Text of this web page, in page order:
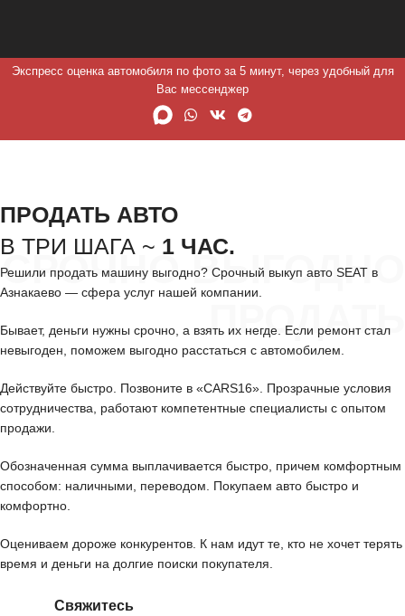
Экспресс оценка автомобиля по фото за 5 минут, через удобный для
Вас мессенджер
СРОЧНО ВЫГОДНО
ПРОДАТЬ
ПРОДАТЬ АВТО
В ТРИ ШАГА ~ 1 ЧАС.
Решили продать машину выгодно? Срочный выкуп авто SEAT в
Азнакаево — сфера услуг нашей компании.
Бывает, деньги нужны срочно, а взять их негде. Если ремонт стал
невыгоден, поможем выгодно расстаться с автомобилем.
Действуйте быстро. Позвоните в «CARS16». Прозрачные условия
сотрудничества, работают компетентные специалисты с опытом
продажи.
Обозначенная сумма выплачивается быстро, причем комфортным
способом: наличными, переводом. Покупаем авто быстро и
комфортно.
Оцениваем дороже конкурентов. К нам идут те, кто не хочет терять
время и деньги на долгие поиски покупателя.
Свяжитесь